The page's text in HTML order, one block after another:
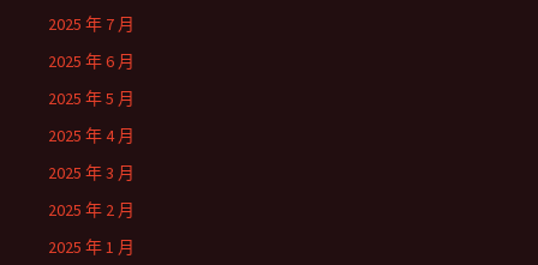
2025 年 7 月
2025 年 6 月
2025 年 5 月
2025 年 4 月
2025 年 3 月
2025 年 2 月
2025 年 1 月